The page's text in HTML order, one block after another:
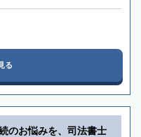
る
のお悩みを、司法書士